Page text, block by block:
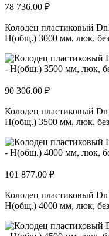
78 736.00 ₽
Колодец пластиковый
H(общ.) 3000 мм, люк,
90 306.00 ₽
Колодец пластиковый
H(общ.) 3500 мм, люк,
101 877.00 ₽
Колодец пластиковый
H(общ.) 4000 мм, люк,